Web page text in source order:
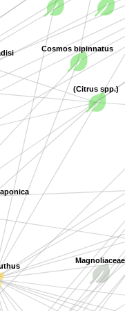
Magnoliaceae
(Citrus spp.)
Cosmos bipinnatus